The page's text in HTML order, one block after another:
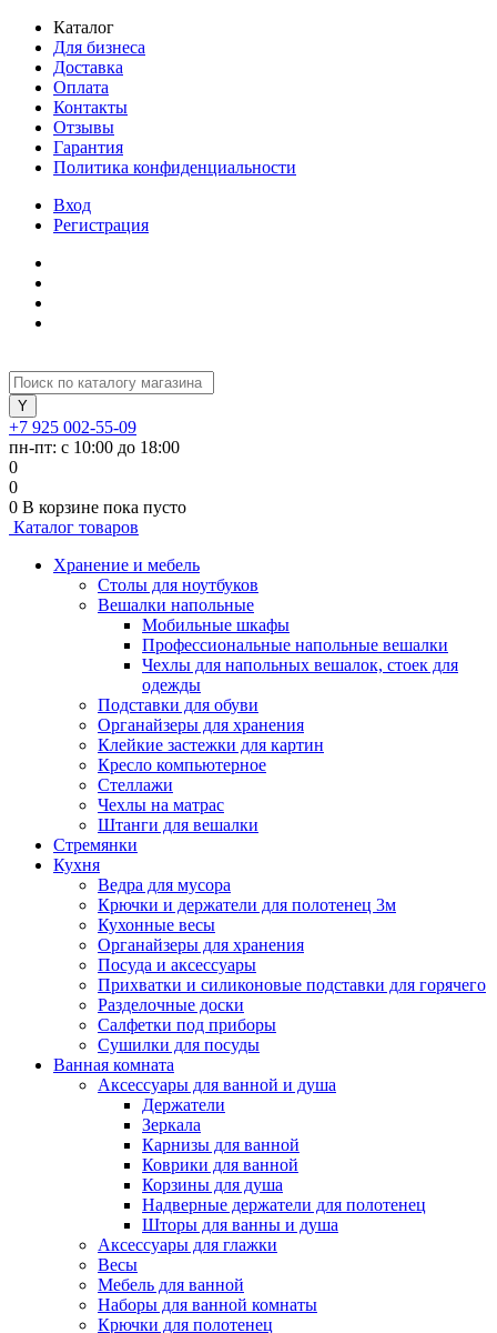
Каталог
Для бизнеса
Доставка
Оплата
Контакты
Отзывы
Гарантия
Политика конфиденциальности
Вход
Регистрация
+7 925 002-55-09
пн-пт: с 10:00 до 18:00
0
0
0 В корзине пока пусто
Каталог товаров
Хранение и мебель
Столы для ноутбуков
Вешалки напольные
Мобильные шкафы
Профессиональные напольные вешалки
Чехлы для напольных вешалок, стоек для
одежды
Подставки для обуви
Органайзеры для хранения
Клейкие застежки для картин
Кресло компьютерное
Стеллажи
Чехлы на матрас
Штанги для вешалки
Стремянки
Кухня
Ведра для мусора
Крючки и держатели для полотенец 3м
Кухонные весы
Органайзеры для хранения
Посуда и аксессуары
Прихватки и силиконовые подставки для горячего
Разделочные доски
Салфетки под приборы
Сушилки для посуды
Ванная комната
Аксессуары для ванной и душа
Держатели
Зеркала
Карнизы для ванной
Коврики для ванной
Корзины для душа
Надверные держатели для полотенец
Шторы для ванны и душа
Аксессуары для глажки
Весы
Мебель для ванной
Наборы для ванной комнаты
Крючки для полотенец